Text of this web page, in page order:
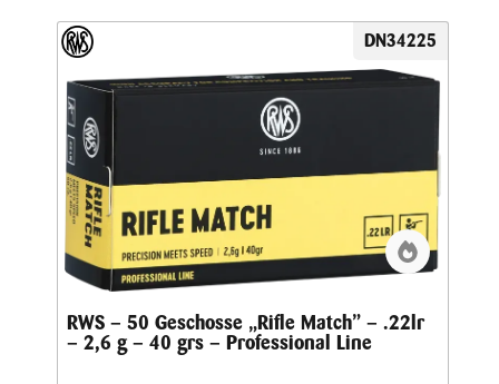
Wettkampf • Geeignet für: Sportpistole / Standardpistole /
Schnellfeuerpistole / Feldpistole
DN34225
RWS – 50 Geschosse „Rifle Match” – .22lr
– 2,6 g – 40 grs – Professional Line